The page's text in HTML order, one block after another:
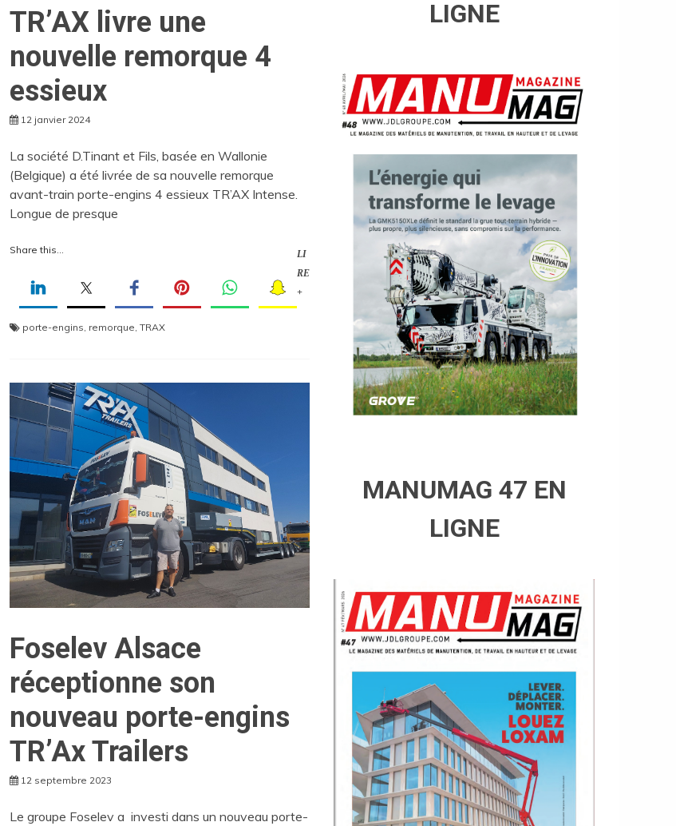
TR’AX livre une
nouvelle remorque 4
essieux
12 janvier 2024
La société D.Tinant et Fils, basée en Wallonie
(Belgique) a été livrée de sa nouvelle remorque
avant-train porte-engins 4 essieux TR’AX Intense.
Longue de presque
Share this...
LI
RE
+
porte-engins remorque TRAX
Foselev Alsace
réceptionne son
nouveau porte-engins
TR’Ax Trailers
12 septembre 2023
Le groupe Foselev a investi dans un nouveau porte-
LIGNE
MANUMAG 47 EN
LIGNE